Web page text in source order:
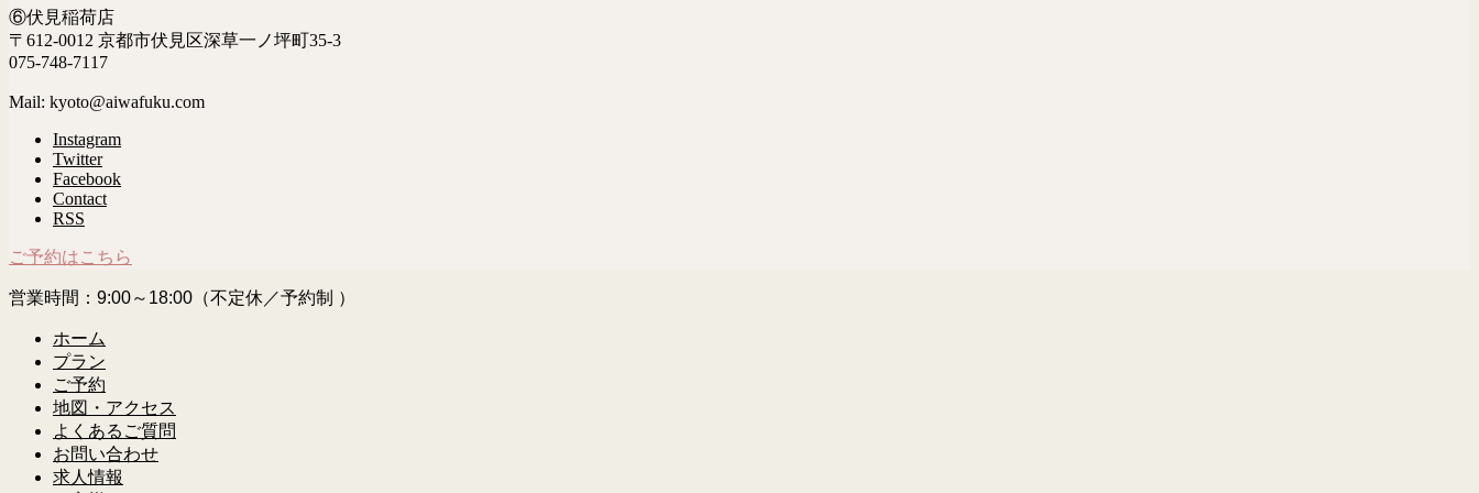
⑥伏見稲荷店
〒612-0012 京都市伏見区深草一ノ坪町35-3
075-748-7117
Mail: kyoto@aiwafuku.com
Instagram
Twitter
Facebook
Contact
RSS
ご予約はこちら
営業時間：9:00～18:00（不定休／予約制 ）
ホーム
プラン
ご予約
地図・アクセス
よくあるご質問
お問い合わせ
求人情報